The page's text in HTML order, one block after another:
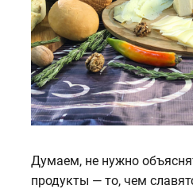
Думаем, не нужно
продукты — то, чем